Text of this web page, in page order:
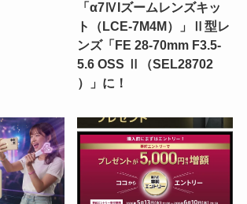
「α7ⅣIズームレンズキッ
ト（LCE-7M4M）」Ⅱ型レ
ンズ「FE 28-70mm F3.5-
5.6 OSS Ⅱ（SEL28702
）」に！